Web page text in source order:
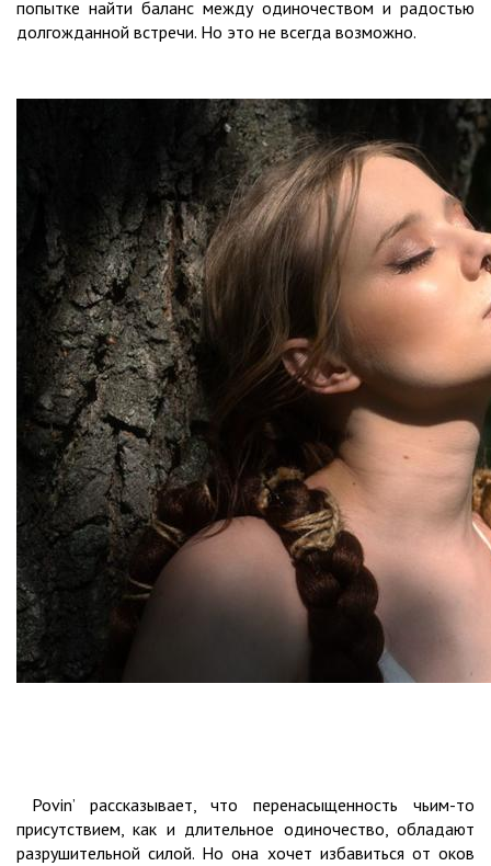
попытке найти баланс между одиночеством и радостью
долгожданной встречи. Но это не всегда возможно.
Povin’ рассказывает, что перенасыщенность чьим-то
присутствием, как и длительное одиночество, обладают
разрушительной силой. Но она хочет избавиться от оков